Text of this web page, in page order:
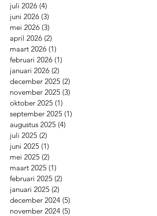
juli 2026 (4)
juni 2026 (3)
mei 2026 (3)
april 2026 (2)
maart 2026 (1)
februari 2026 (1)
januari 2026 (2)
december 2025 (2)
november 2025 (3)
oktober 2025 (1)
september 2025 (1)
augustus 2025 (4)
juli 2025 (2)
juni 2025 (1)
mei 2025 (2)
maart 2025 (1)
februari 2025 (2)
januari 2025 (2)
december 2024 (5)
november 2024 (5)